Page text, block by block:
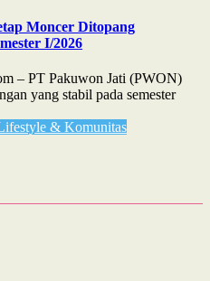
Moncer Ditopang
I/2026
– PT Pakuwon Jati (PWON)
yang stabil pada semester
& Komunitas